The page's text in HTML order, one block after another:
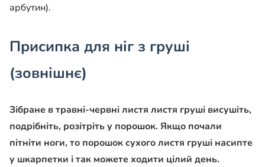
арбутин).
Присипка для ніг з груші
(зовнішнє)
Зібране в травні-червні листя листя груші висушіть,
подрібніть, розітріть у порошок. Якщо почали
пітніти ноги, то порошок сухого листя груші насипте
у шкарпетки і так можете ходити цілий день.